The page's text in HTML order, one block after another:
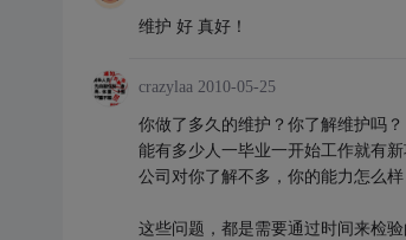
维护 好 真好！
crazylaa 2010-05-25
你做了多久的维护？你了解维护吗？
能有多少人一毕业一开始工作就有
公司对你了解不多，你的能力怎么
这些问题，都是需要通过时间来检验